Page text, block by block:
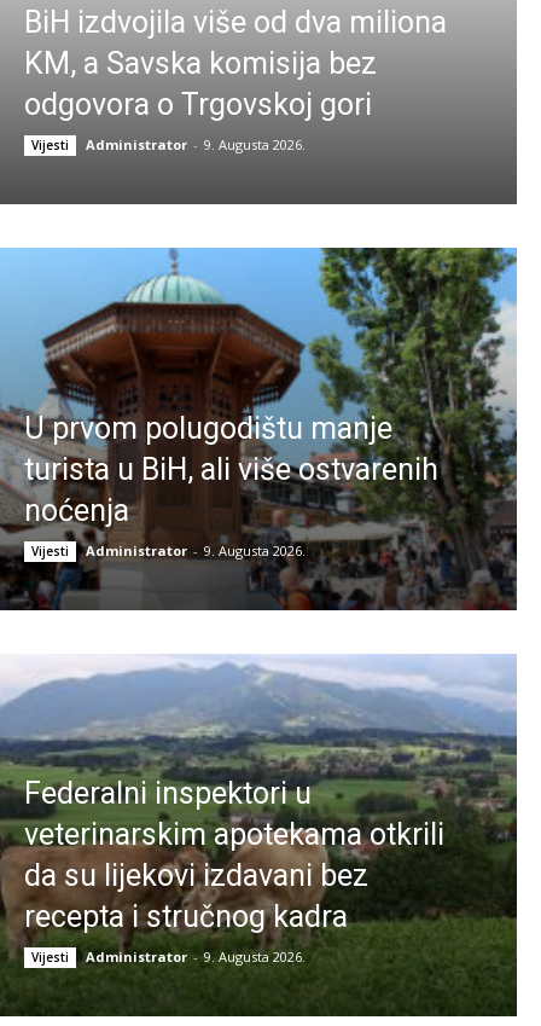
BiH izdvojila više od dva miliona
KM, a Savska komisija bez
odgovora o Trgovskoj gori
Vijesti Administrator - 9. Augusta 2026.
U prvom polugodištu manje
turista u BiH, ali više ostvarenih
noćenja
Vijesti Administrator - 9. Augusta 2026.
Federalni inspektori u
veterinarskim apotekama otkrili
da su lijekovi izdavani bez
recepta i stručnog kadra
Vijesti Administrator - 9. Augusta 2026.